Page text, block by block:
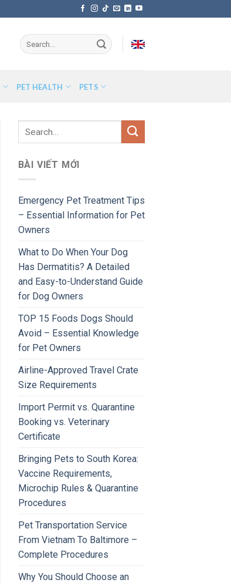
PET HEALTH PETS
BÀI VIẾT MỚI
Emergency Pet Treatment Tips
– Essential Information for Pet
Owners
What to Do When Your Dog
Has Dermatitis? A Detailed
and Easy-to-Understand Guide
for Dog Owners
TOP 15 Foods Dogs Should
Avoid – Essential Knowledge
for Pet Owners
Airline-Approved Travel Crate
Size Requirements
Import Permit vs. Quarantine
Booking vs. Veterinary
Certificate
Bringing Pets to South Korea:
Vaccine Requirements,
Microchip Rules & Quarantine
Procedures
Pet Transportation Service
From Vietnam To Baltimore –
Complete Procedures
Why You Should Choose an